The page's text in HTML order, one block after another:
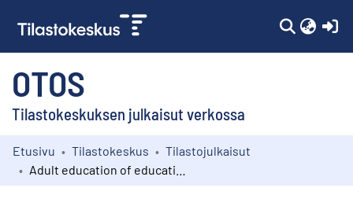
OTOS
Tilastokeskuksen julkaisut verkossa
Kokoelmat
Etusivu Tilastokeskus
Tilastojulkaisut